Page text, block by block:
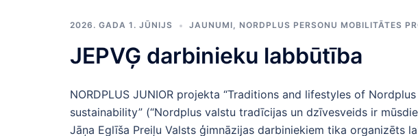
2026. GADA 1. JŪNIJS JAUNUMI, NORDPLUS PERSONU MOBILITĀTES
JEPVĢ darbinieku labbūtība
NORDPLUS JUNIOR projekta “Traditions and lifestyles of
sustainability” (“Nordplus valstu tradīcijas un dzīvesveids ir
Jāņa Eglīša Preiļu Valsts ģimnāzijas darbiniekiem tika organizēts